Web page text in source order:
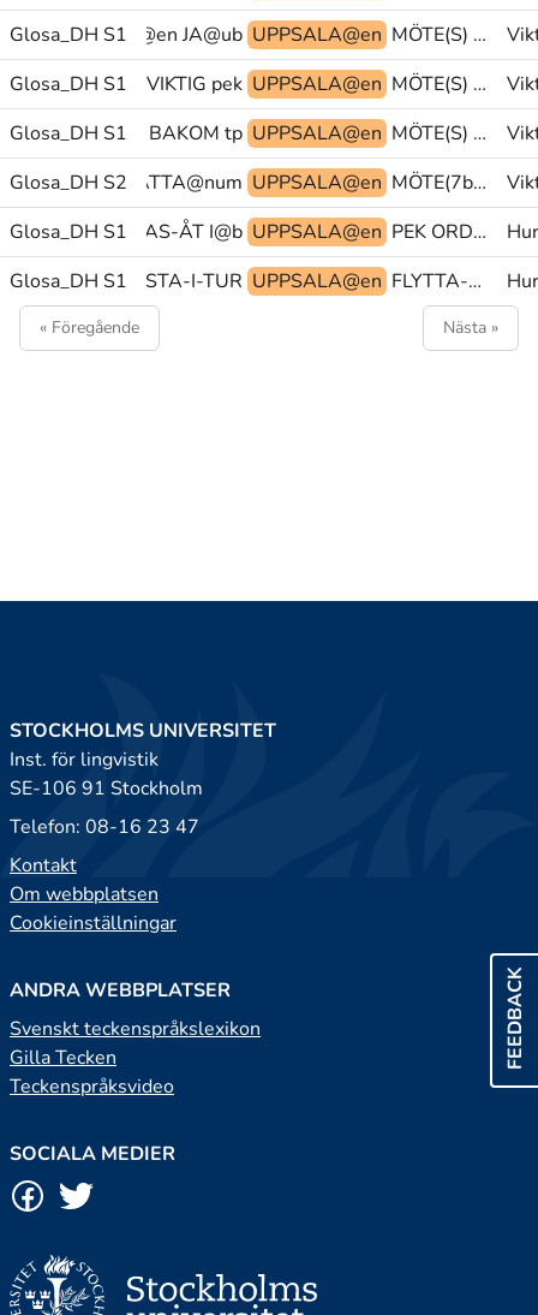
Glosa_DH S1
UPPSALA@en JA@ub UPPSALA@en MÖTE(S) JA@ub STÄMMA(J)
Glosa_DH S1VIKTIG pek@& UPPSALA@en MÖTE(S) PY PEK>person/PEK
Glosa_DH S1tp@& BAKOM tp@& UPPSALA@en MÖTE(S) PEK KÄMPA(G)
Glosa_DH S2
SJUTTIO^ÅTTA@num UPPSALA@en MÖTE(7b) SJUTTIO_SEXTIO^NIO_SJUTTIO@tal PRO1
Glosa_DH S1
PEK FÖLJAS-ÅT I@b UPPSALA@en PEK ORDNING+EN STOCKHOLM@en
Glosa_DH S1
FÖRSKOLA NÄSTA-I-TUR UPPSALA@en FLYTTA-UT PRO1 TITTA-PÅ
« Föregående Nästa »
FEEDBACK
STOCKHOLMS UNIVERSITET
Inst. för lingvistik
SE-106 91 Stockholm
Telefon: 08-16 23 47
Kontakt
Om webbplatsen
Cookieinställningar
ANDRA WEBBPLATSER
Svenskt teckenspråkslexikon
Gilla Tecken
Teckenspråksvideo
SOCIALA MEDIER